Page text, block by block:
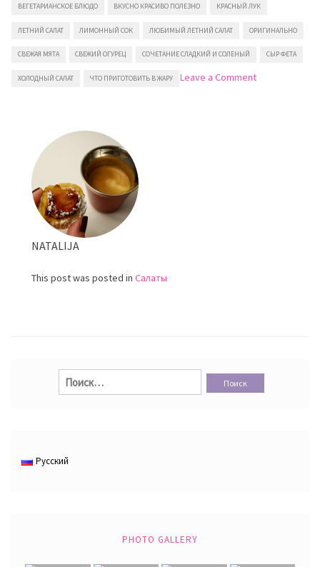
ВЕГЕТАРИАНСКОЕ БЛЮДО ВКУСНО КРАСИВО ПОЛЕЗНО КРАСНЫЙ ЛУК
ЛЕТНИЙ САЛАТ ЛИМОННЫЙ СОК ЛЮБИМЫЙ ЛЕТНИЙ САЛАТ ОРИГИНАЛЬНО
СВЕЖАЯ МЯТА СВЕЖИЙ ОГУРЕЦ СОЧЕТАНИЕ СЛАДКИЙ И СОЛЕНЫЙ СЫР ФЕТА
ХОЛОДНЫЙ САЛАТ ЧТО ПРИГОТОВИТЬ В ЖАРУ Leave a Commenton
NATALIJA
This post was posted in Салаты
Найти:
Русский
PHOTO GALLERY